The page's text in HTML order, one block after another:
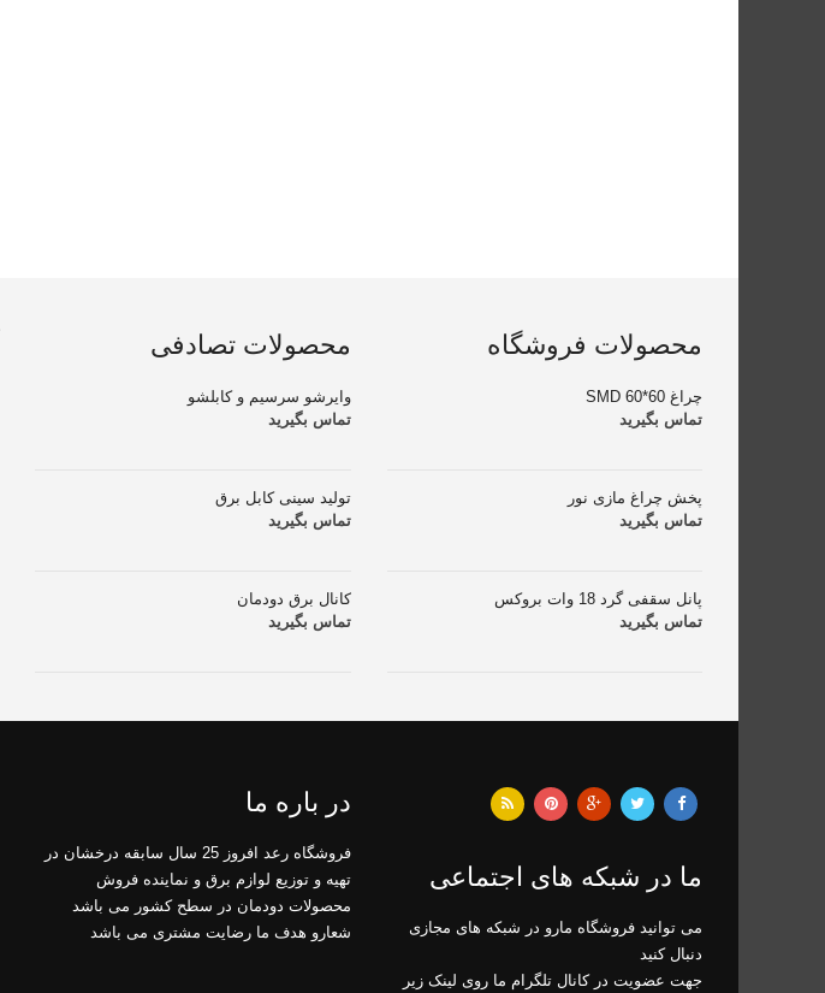
محصولات تصادفی
وایرشو سرسیم و کابلشو
تماس بگیرید
تولید سینی کابل برق
تماس بگیرید
کانال برق دودمان
تماس بگیرید
محصولات فروشگاه
چراغ SMD 60*60
تماس بگیرید
پخش چراغ مازی نور
تماس بگیرید
پانل سقفی گرد 18 وات بروکس
تماس بگیرید
در باره ما
فروشگاه رعد افروز 25 سال سابقه درخشان در
تهیه و توزیع لوازم برق و نماینده فروش
محصولات دودمان در سطح کشور می باشد
شعارو هدف ما رضایت مشتری می باشد
ما در شبکه های اجتماعی
می توانید فروشگاه مارو در شبکه های مجازی
دنبال کنید
جهت عضویت در کانال تلگرام ما روی لینک زیر